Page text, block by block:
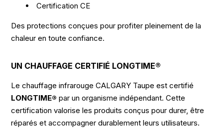
Certification CE
Des protections conçues pour profiter pleinement de la
chaleur en toute confiance.
UN CHAUFFAGE CERTIFIÉ LONGTIME®
Le chauffage infrarouge CALGARY Taupe est certifié
LONGTIME® par un organisme indépendant. Cette
certification valorise les produits conçus pour durer, être
réparés et accompagner durablement leurs utilisateurs.